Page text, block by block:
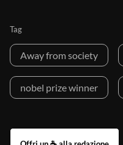
Tag
Away from society
nobel prize winner